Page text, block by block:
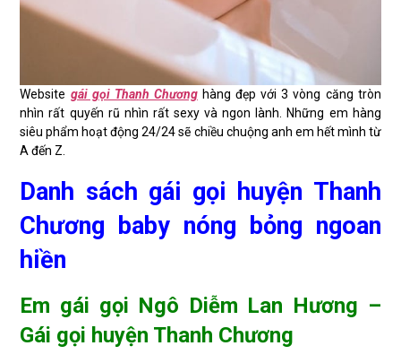
Website gái gọi Thanh Chươnghàng đẹp với 3 vòng căng tròn
nhìn rất quyến rũ nhìn rất sexy và ngon lành. Những em hàng
siêu phẩm hoạt động 24/24 sẽ chiều chuộng anh em hết mình từ
A đến Z.
Danh sách gái gọi huyện Thanh
Chương baby nóng bỏng ngoan
hiền
Em gái gọi Ngô Diễm Lan Hương –
Gái gọi huyện Thanh Chương